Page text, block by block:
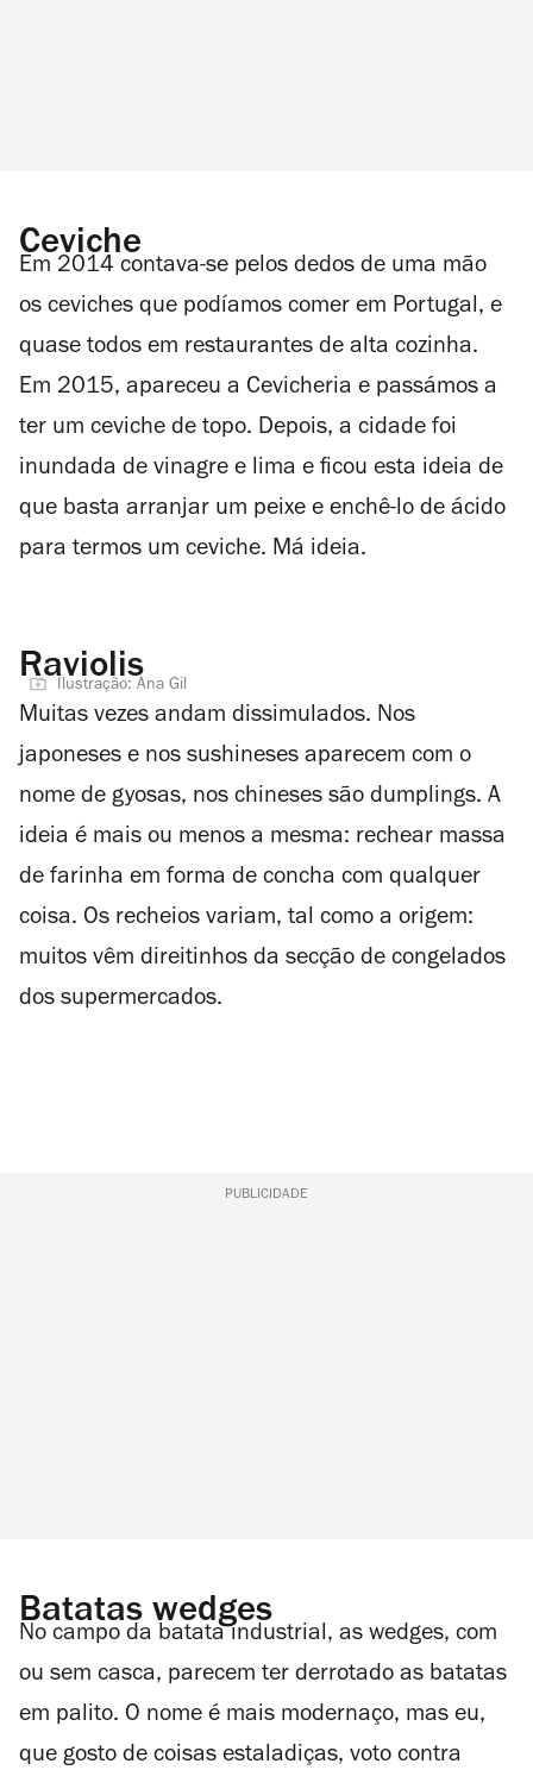
Ceviche
Em 2014 contava-se pelos dedos de uma mão
os ceviches que podíamos comer em Portugal, e
quase todos em restaurantes de alta cozinha.
Em 2015, apareceu a Cevicheria e passámos a
ter um ceviche de topo. Depois, a cidade foi
inundada de vinagre e lima e ficou esta ideia de
que basta arranjar um peixe e enchê-lo de ácido
para termos um ceviche. Má ideia.
Raviolis
Ilustração: Ana Gil
Muitas vezes andam dissimulados. Nos
japoneses e nos sushineses aparecem com o
nome de gyosas, nos chineses são dumplings. A
ideia é mais ou menos a mesma: rechear massa
de farinha em forma de concha com qualquer
coisa. Os recheios variam, tal como a origem:
muitos vêm direitinhos da secção de congelados
dos supermercados.
PUBLICIDADE
Batatas wedges
No campo da batata industrial, as wedges, com
ou sem casca, parecem ter derrotado as batatas
em palito. O nome é mais modernaço, mas eu,
que gosto de coisas estaladiças, voto contra